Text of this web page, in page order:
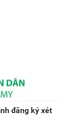
đăng ký xét